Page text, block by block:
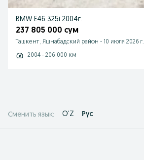
BMW E46 325i 2004г.
237 805 000 сум
Ташкент, Яшнабадский район - 10 июля 2026 г.
2004 - 206 000 км
Сменить язык: O'Z Рус